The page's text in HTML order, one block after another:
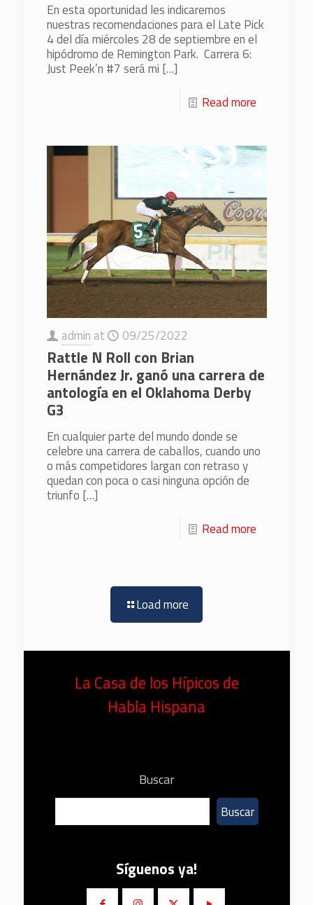
En esta oportunidad les indicaremos
nuestras recomendaciones para el Late Pick
4 del día miércoles 28 de septiembre en el
hipódromo de Remington Park. Carrera 6:
Just Peek’n #7 será mi […]
Read more
admin at 09/25/2022
Rattle N Roll con Brian
Hernández Jr. ganó una carrera de
antología en el Oklahoma Derby
G3
En cualquier parte del mundo donde se
celebre una carrera de caballos, cuando uno
o más competidores largan con retraso y
quedan con poca o casi ninguna opción de
triunfo […]
Read more
Load more
La Casa de los Hípicos de
Habla Hispana
Buscar
Buscar
Síguenos ya!